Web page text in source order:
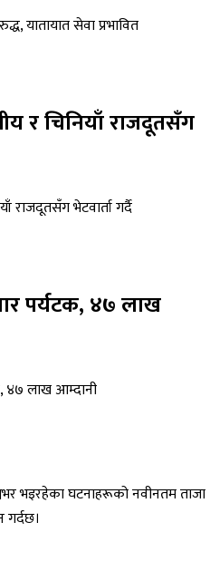
र चिनियाँ राजदूतसँग
पर्यटक, ४७ लाख
भइरहेका घटनाहरूको नवीनतम ताजा
गर्दछ।